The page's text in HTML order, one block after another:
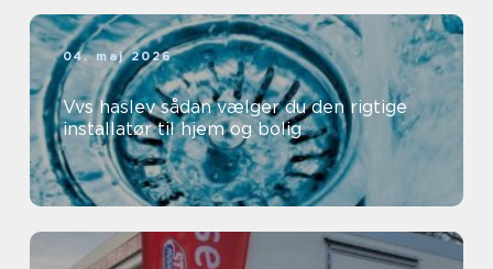
04. maj 2026
Vvs haslev sådan vælger du den rigtige
installatør til hjem og bolig